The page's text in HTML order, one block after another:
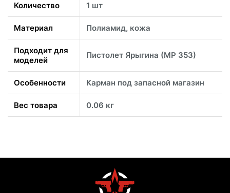
Количество 1 шт
Материал Полиамид, кожа
Подходит для
моделей
Пистолет Ярыгина (МР 353)
Особенности Карман под запасной магазин
Вес товара 0.06 кг